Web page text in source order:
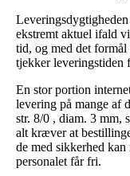
ekstremt aktuel ifald
tid, og med det formål
tjekker leveringstiden
En stor portion
levering på mange af
str. 8/0 , diam. 3 mm,
alt kræver at
de med sikkerhed
personalet får fri.